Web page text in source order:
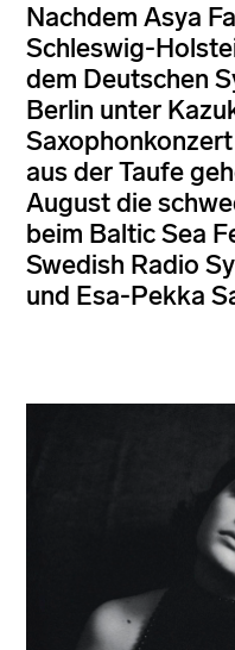
Nachdem Asya
Schleswig-
dem Deutschen
Berlin unter
aus der Taufe
August die
beim Baltic Sea
Swedish Radio
und Esa-Pekka